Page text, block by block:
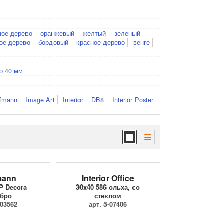
дерево оранжевый желтый
зеленый
дерево бордовый красное дерево
венге
40 мм
Image Art Interior DB8
Interior Poster
Decora
Interior Office
30x40 586 ольха, со
стеклом
арт. 5-07406